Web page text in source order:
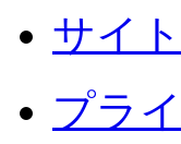
サイ
プラ